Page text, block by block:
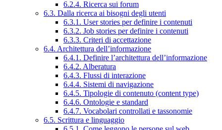
6.2.4. Ricerca sui forum
6.3. Dalla ricerca ai bisogni degli utenti
6.3.1. User stories per definire i contenuti
6.3.2. Job stories per definire i contenuti
6.3.3. Criteri di accettazione
6.4. Architettura dell’informazione
6.4.1. Definire l’architettura dell’informazione
6.4.2. Alberatura
6.4.3. Flussi di interazione
6.4.4. Sistemi di navigazione
6.4.5. Tipologie di contenuto (content type)
6.4.6. Ontologie e standard
6.4.7. Vocabolari controllati e tassonomie
6.5. Scrittura e linguaggio